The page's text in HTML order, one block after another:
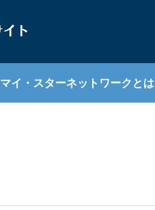
マイ・スターネットワークとは